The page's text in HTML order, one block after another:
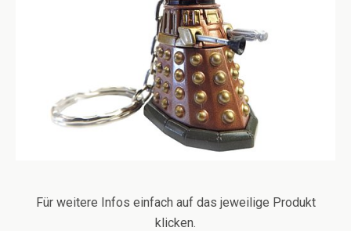
Für weitere Infos einfach auf das jeweilige Produkt
klicken.